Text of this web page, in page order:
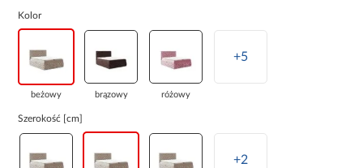
Kolor
beżowy brązowy różowy
+5
Szerokość [cm]
+2